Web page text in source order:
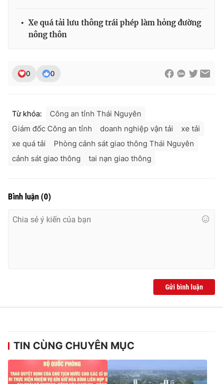
Xe quá tải lưu thông trái phép làm hỏng đường
nông thôn
0 0
Từ khóa:
Công an tỉnh Thái Nguyên
Giám đốc Công an tỉnh
doanh nghiệp vận tải
xe tải
xe quá tải
Phòng cảnh sát giao thông Thái Nguyên
cảnh sát giao thông
tai nạn giao thông
Bình luận (0)
Gửi bình luận
TIN CÙNG CHUYÊN MỤC